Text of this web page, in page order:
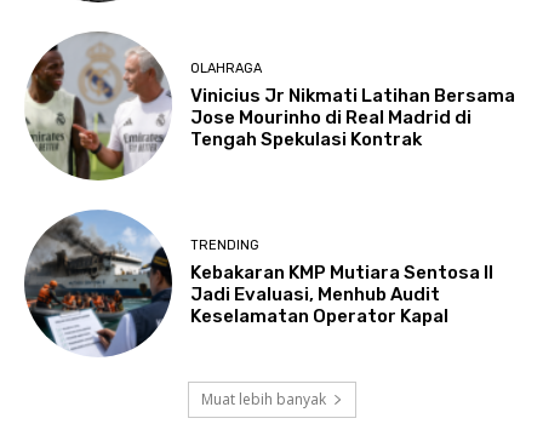
OLAHRAGA
Vinicius Jr Nikmati Latihan Bersama
Jose Mourinho di Real Madrid di
Tengah Spekulasi Kontrak
TRENDING
Kebakaran KMP Mutiara Sentosa II
Jadi Evaluasi, Menhub Audit
Keselamatan Operator Kapal
Muat lebih banyak